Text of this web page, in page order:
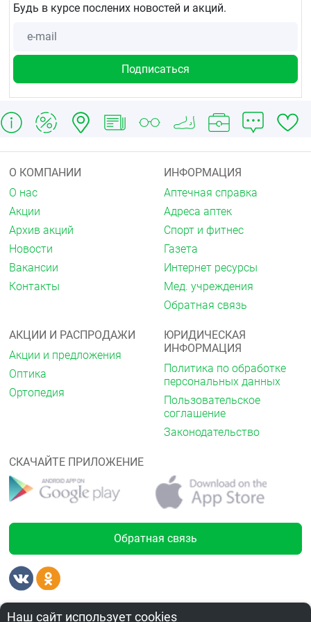
Будь в курсе послених новостей и акций.
О КОМПАНИИ
О нас
Акции
Архив акций
Новости
Вакансии
Контакты
ИНФОРМАЦИЯ
Аптечная справка
Адреса аптек
Спорт и фитнес
Газета
Интернет ресурсы
Мед. учреждения
Обратная связь
АКЦИИ И РАСПРОДАЖИ
Акции и предложения
Оптика
Ортопедия
ЮРИДИЧЕСКАЯ
ИНФОРМАЦИЯ
Политика по обработке
персональных данных
Пользовательское
соглашение
Законодательство
СКАЧАЙТЕ ПРИЛОЖЕНИЕ
Обратная связь
Лицензии
Наш сайт использует cookies